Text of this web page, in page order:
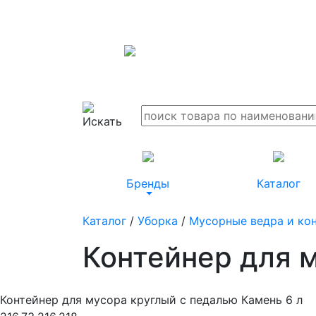
Бренды Каталог
Каталог / Уборка / Мусорные ведра и
Контейнер для
Контейнер для мусора круглый с педалью Камень 6 л